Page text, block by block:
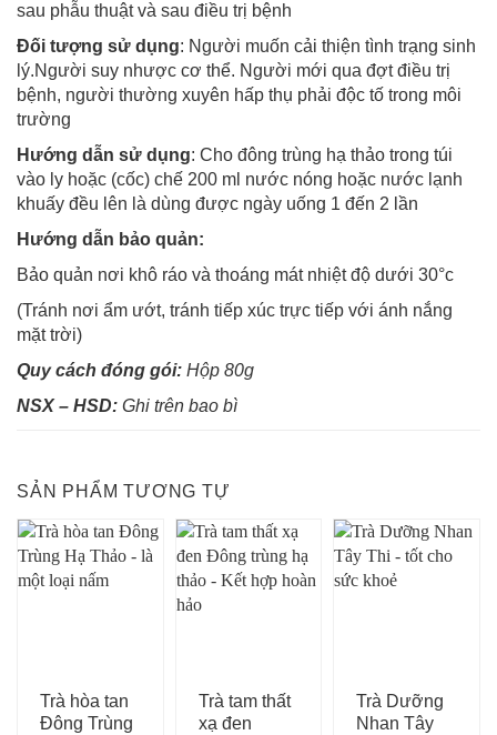
sau phẫu thuật và sau điều trị bệnh
Đối tượng sử dụng: Người muốn cải thiện tình trạng sinh
lý.Người suy nhược cơ thể. Người mới qua đợt điều trị
bệnh, người thường xuyên hấp thụ phải độc tố trong môi
trường
Hướng dẫn sử dụng: Cho đông trùng hạ thảo trong túi
vào ly hoặc (cốc) chế 200 ml nước nóng hoặc nước lạnh
khuấy đều lên là dùng được ngày uống 1 đến 2 lần
Hướng dẫn bảo quản:
Bảo quản nơi khô ráo và thoáng mát nhiệt độ dưới 30°c
(Tránh nơi ẩm ướt, tránh tiếp xúc trực tiếp với ánh nắng
mặt trời)
Quy cách đóng gói: Hộp 80g
NSX – HSD: Ghi trên bao bì
SẢN PHẨM TƯƠNG TỰ
Trà hòa tan
Đông Trùng
Trà tam thất
xạ đen
Trà Dưỡng
Nhan Tây